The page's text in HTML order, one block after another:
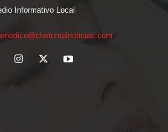
Informativo Local